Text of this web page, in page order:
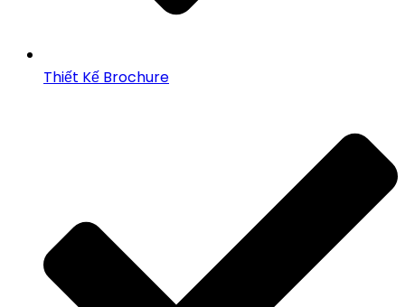
Thiết Kế Brochure